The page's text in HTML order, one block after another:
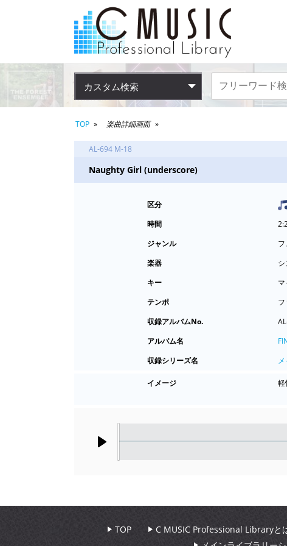
カスタム検索
TOP 楽曲詳細画面
AL-694 M-18
Naughty Girl (underscore)
区分
時間
ジャンル
楽器
キー
テンポ
収録アルバムNo.
アルバム名
収録シリーズ名
イメージ 軽
TOP C MUSIC Professional Libraryと